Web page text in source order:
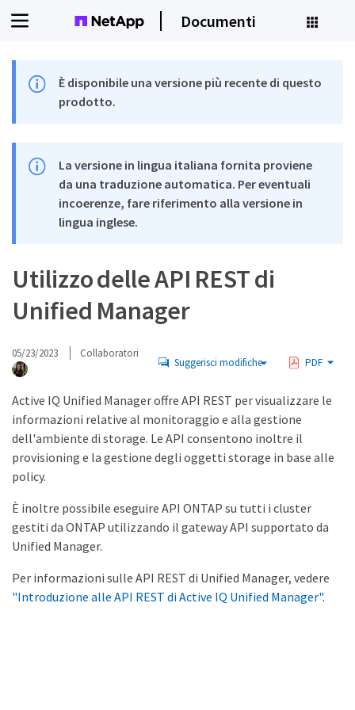
Documenti
È disponibile una versione più recente di questo
prodotto.
La versione in lingua italiana fornita proviene
da una traduzione automatica. Per eventuali
incoerenze, fare riferimento alla versione in
lingua inglese.
Utilizzo delle API REST di
Unified Manager
05/23/2023 Collaboratori
Suggerisci modifiche PDF
Active IQ Unified Manager offre API REST per visualizzare le
informazioni relative al monitoraggio e alla gestione
dell'ambiente di storage. Le API consentono inoltre il
provisioning e la gestione degli oggetti storage in base alle
policy.
È inoltre possibile eseguire API ONTAP su tutti i cluster
gestiti da ONTAP utilizzando il gateway API supportato da
Unified Manager.
Per informazioni sulle API REST di Unified Manager, vedere
"Introduzione alle API REST di Active IQ Unified Manager".